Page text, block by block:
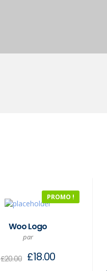
PROMO !
Woo Logo
par
£20.00 £18.00